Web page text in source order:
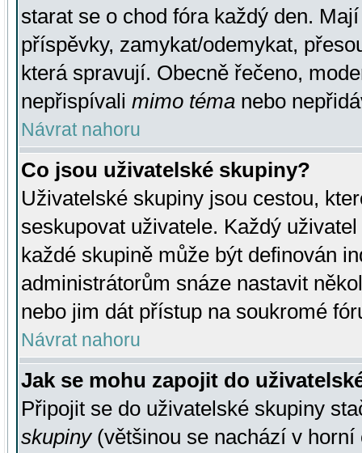
starat se o chod fóra každý den.
příspěvky, zamykat/odemykat,
která spravují. Obecně řečeno,
nepřispívali mimo téma nebo
Návrat nahoru
Co jsou uživatelské skupiny?
Uživatelské skupiny jsou cestou,
seskupovat uživatele. Každý
každé skupině může být definován
administrátorům snáze nastavit
nebo jim dát přístup na soukromé
Návrat nahoru
Jak se mohu zapojit do
Připojit se do uživatelské skupiny
skupiny(většinou se nachází v horní